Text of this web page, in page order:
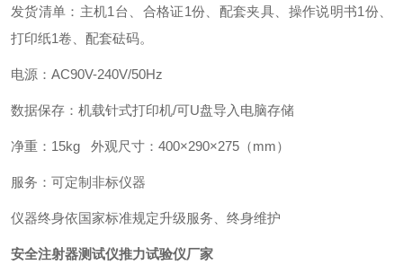
发货清单：主机1台、合格证1份、配套夹具、操作说明书1份、
打印纸1卷、配套砝码。
电源：AC90V-240V/50Hz
数据保存：机载针式打印机/可U盘导入电脑存储
净重：15kg 外观尺寸：400×290×275（mm）
服务：可定制非标仪器
仪器终身依国家标准规定升级服务、终身维护
安全注射器测试仪推力试验仪厂家